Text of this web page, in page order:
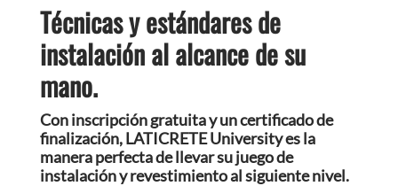
Técnicas y estándares de
instalación al alcance de su
mano.
Con inscripción gratuita y un certificado de
finalización, LATICRETE University es la
manera perfecta de llevar su juego de
instalación y revestimiento al siguiente nivel.